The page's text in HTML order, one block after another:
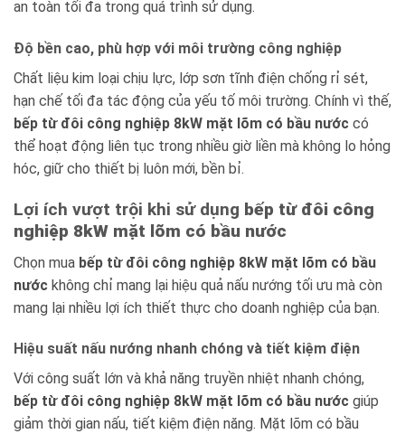
an toàn tối đa trong quá trình sử dụng.
Độ bền cao, phù hợp với môi trường công nghiệp
Chất liệu kim loại chịu lực, lớp sơn tĩnh điện chống rỉ sét,
hạn chế tối đa tác động của yếu tố môi trường. Chính vì thế,
bếp từ đôi công nghiệp 8kW mặt lõm có bầu nước có
thể hoạt động liên tục trong nhiều giờ liền mà không lo hỏng
hóc, giữ cho thiết bị luôn mới, bền bỉ.
Lợi ích vượt trội khi sử dụng bếp từ đôi công
nghiệp 8kW mặt lõm có bầu nước
Chọn mua bếp từ đôi công nghiệp 8kW mặt lõm có bầu
nước không chỉ mang lại hiệu quả nấu nướng tối ưu mà còn
mang lại nhiều lợi ích thiết thực cho doanh nghiệp của bạn.
Hiệu suất nấu nướng nhanh chóng và tiết kiệm điện
Với công suất lớn và khả năng truyền nhiệt nhanh chóng,
bếp từ đôi công nghiệp 8kW mặt lõm có bầu nước giúp
giảm thời gian nấu, tiết kiệm điện năng. Mặt lõm có bầu